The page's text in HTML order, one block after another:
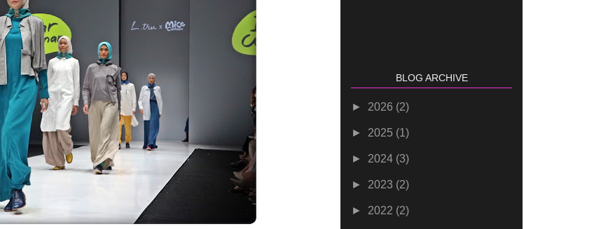
BLOG ARCHIVE
► 2026 (2)
► 2025 (1)
► 2024 (3)
► 2023 (2)
► 2022 (2)